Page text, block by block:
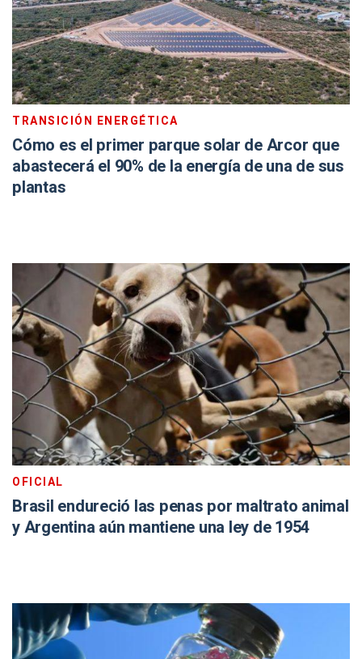
TRANSICIÓN ENERGÉTICA
Cómo es el primer parque solar de Arcor que
abastecerá el 90% de la energía de una de sus
plantas
OFICIAL
Brasil endureció las penas por maltrato animal
y Argentina aún mantiene una ley de 1954